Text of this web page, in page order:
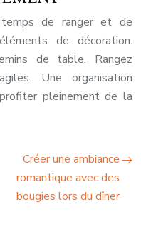
de ranger et de
de décoration.
de table. Rangez
Une organisation
pleinement de la
Créer une ambiance
romantique avec des
bougies lors du dîner